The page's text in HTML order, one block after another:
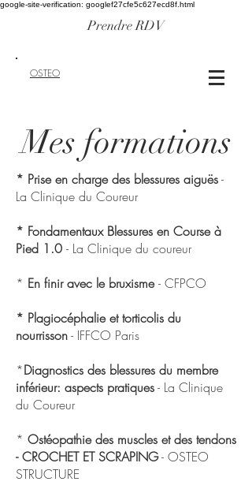
google-site-verification: googlef27cfe5c627ecd8f.html
Prendre RDV
OSTEO
Mes formations
* Prise en charge des blessures aiguës-
La Clinique du Coureur
* Fondamentaux Blessures en Course à
Pied 1.0 - La Clinique du coureur
* En finir avec le bruxisme- CFPCO
* Plagiocéphalie et torticolis du
nourrisson- IFFCO Paris
*Diagnostics des blessures du membre
inférieur: aspects pratiques- La Clinique
du Coureur
* Ostéopathie des muscles et des tendons
- CROCHET ET SCRAPING- OSTEO
STRUCTURE